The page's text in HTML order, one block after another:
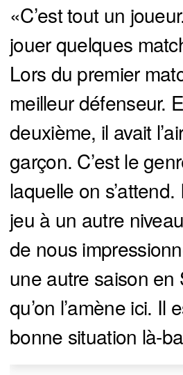
«C’est tout un
jouer quelques
Lors du premier
meilleur défenseur.
deuxième, il avait
garçon. C’est le
laquelle on
jeu à un autre
de nous
une autre saison en
qu’on l’amène ici. Il
bonne situation là-